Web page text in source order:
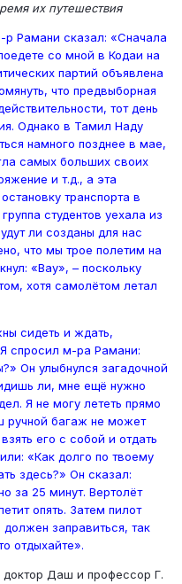
их путешествия
р Рамани сказал: «Сначала
со мной в Кодаи на
партий объявлена
что предвыборная
тот день
Однако в Тамил Наду
намного позднее в мае,
самых больших своих
и т.д., а эта
транспорта в
студентов уехала из
ли созданы для нас
что мы трое полетим на
«Вау», – поскольку
хотя самолётом летал
сидеть и ждать,
спросил м-ра Рамани:
Он улыбнулся загадочной
ли, мне ещё нужно
Я не могу лететь прямо
ручной багаж не может
его с собой и отдать
«Как долго по твоему
здесь?» Он сказал:
за 25 минут. Вертолёт
опять. Затем пилот
заправиться, так
отдыхайте».
Даш и профессор Г.